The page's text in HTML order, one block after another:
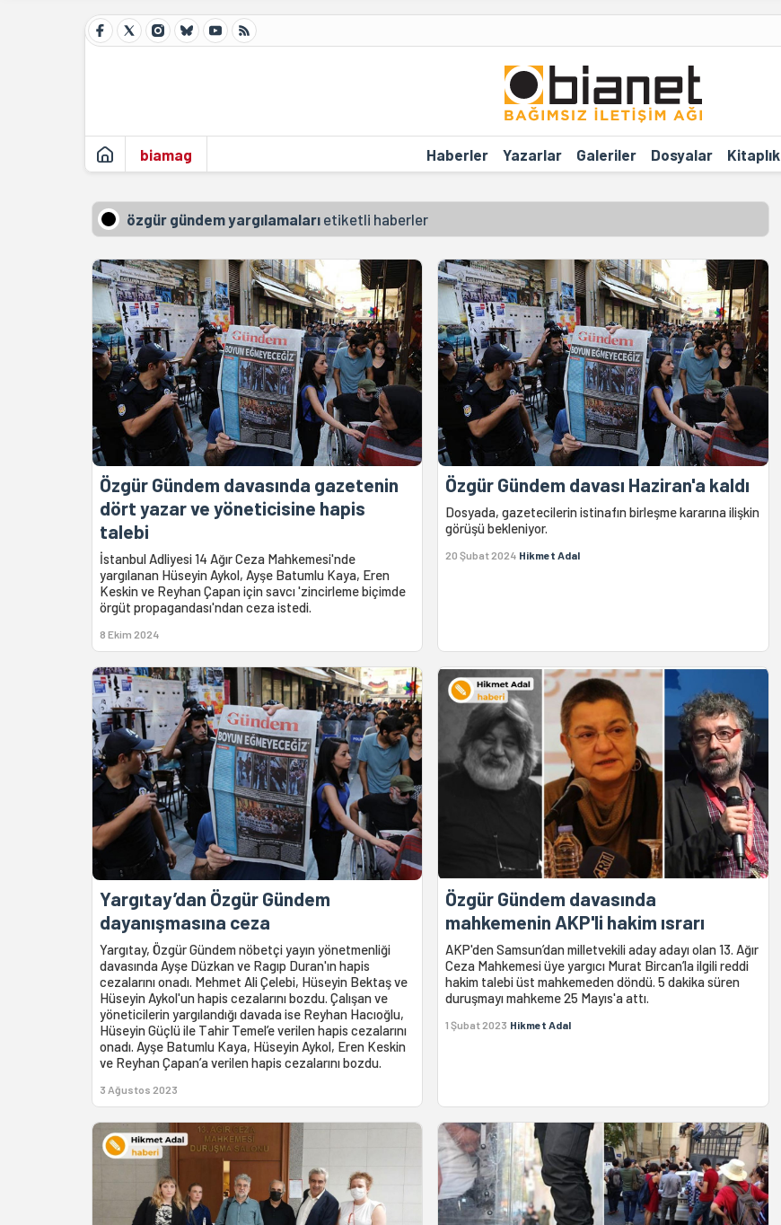
biamag Haberler Yazarlar Galeriler Dosyalar Kitaplık
özgür gündem yargılamaları etiketli haberler
Özgür Gündem davasında gazetenin
dört yazar ve yöneticisine hapis
talebi
İstanbul Adliyesi 14 Ağır Ceza Mahkemesi'nde
yargılanan Hüseyin Aykol, Ayşe Batumlu Kaya, Eren
Keskin ve Reyhan Çapan için savcı 'zincirleme biçimde
örgüt propagandası'ndan ceza istedi.
8 Ekim 2024
Özgür Gündem davası Haziran'a kaldı
Dosyada, gazetecilerin istinafın birleşme kararına ilişkin
görüşü bekleniyor.
20 Şubat 2024 Hikmet Adal
Yargıtay’dan Özgür Gündem
dayanışmasına ceza
Yargıtay, Özgür Gündem nöbetçi yayın yönetmenliği
davasında Ayşe Düzkan ve Ragıp Duran'ın hapis
cezalarını onadı. Mehmet Ali Çelebi, Hüseyin Bektaş ve
Hüseyin Aykol'un hapis cezalarını bozdu. Çalışan ve
yöneticilerin yargılandığı davada ise Reyhan Hacıoğlu,
Hüseyin Güçlü ile Tahir Temel’e verilen hapis cezalarını
onadı. Ayşe Batumlu Kaya, Hüseyin Aykol, Eren Keskin
ve Reyhan Çapan’a verilen hapis cezalarını bozdu.
3 Ağustos 2023
Özgür Gündem davasında
mahkemenin AKP'li hakim ısrarı
AKP'den Samsun’dan milletvekili aday adayı olan 13. Ağır
Ceza Mahkemesi üye yargıcı Murat Bircan’la ilgili reddi
hakim talebi üst mahkemeden döndü. 5 dakika süren
duruşmayı mahkeme 25 Mayıs'a attı.
1 Şubat 2023 Hikmet Adal